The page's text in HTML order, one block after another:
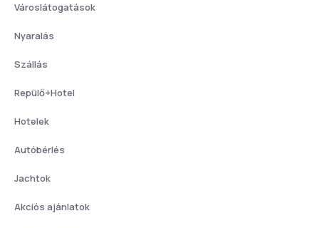
Városlátogatások
Nyaralás
Szállás
Repülő+Hotel
Hotelek
Autóbérlés
Jachtok
Akciós ajánlatok